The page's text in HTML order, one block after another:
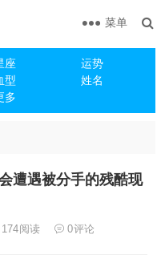
座
运势
型
姓名
多
菜单
遭遇被分手的残酷现
174阅读 0评论